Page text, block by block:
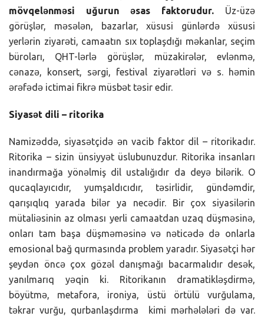
mövqelənməsi uğurun əsas faktorudur. Üz-üzə
görüşlər, məsələn, bazarlar, xüsusi günlərdə xüsusi
yerlərin ziyarəti, camaatın sıx toplaşdığı məkanlar, seçim
büroları, QHT-lərlə görüşlər, müzakirələr, evlənmə,
cənazə, konsert, sərgi, festival ziyarətləri və s. həmin
ərəfədə ictimai fikrə müsbət təsir edir.
Siyasət dili – ritorika
Namizəddə, siyasətçidə ən vacib faktor dil – ritorikadır.
Ritorika – sizin ünsiyyət üslubunuzdur. Ritorika insanları
inandırmağa yönəlmiş dil ustalığıdır da deyə bilərik. O
qucaqlayıcıdır, yumşaldıcıdır, təsirlidir, gündəmdir,
qarışıqlıq yarada bilər ya necədir. Bir çox siyasilərin
mütaliəsinin az olması yerli camaatdan uzaq düşməsinə,
onları tam başa düşməməsinə və nəticədə də onlarla
emosional bağ qurmasında problem yaradır. Siyasətçi hər
şeydən öncə çox gözəl danışmağı bacarmalıdır desək,
yanılmarıq yəqin ki. Ritorikanın dramatikləşdirmə,
böyütmə, metafora, ironiya, üstü örtülü vurğulama,
təkrar vurğu, qurbanlaşdırma kimi mərhələləri də var.